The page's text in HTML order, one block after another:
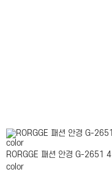
RORGGE 패션 안경 G-2651 4
color